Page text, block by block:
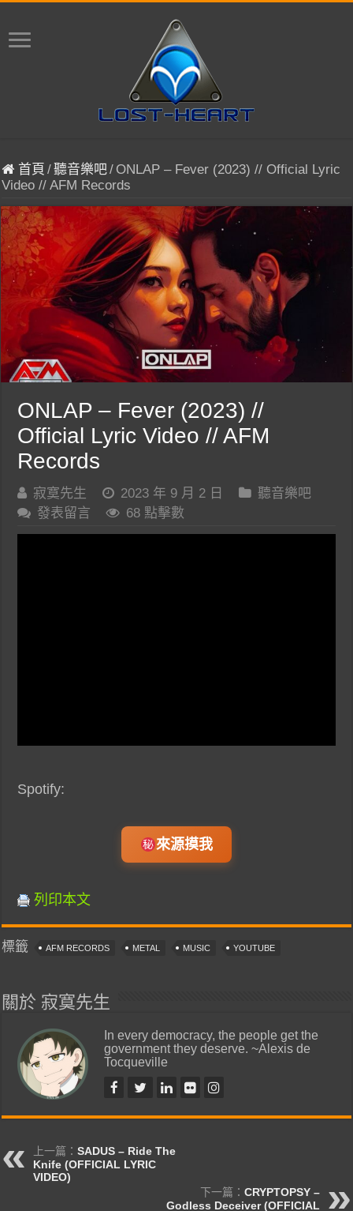
首頁 /聽音樂吧/ ONLAP – Fever (2023) // Official Lyric
Video // AFM Records
ONLAP – Fever (2023) //
Official Lyric Video // AFM
Records
寂寞先生 2023 年 9 月 2 日
聽音樂吧
發表留言
68 點擊數
Spotify:
來源摸我
列印本文
標籤 AFM RECORDS METAL MUSIC YOUTUBE
關於 寂寞先生
In every democracy, the people get the
government they deserve. ~Alexis de
Tocqueville
上一篇：SADUS – Ride The
Knife (OFFICIAL LYRIC
VIDEO)
下一篇： CRYPTOPSY –
Godless Deceiver (OFFICIAL